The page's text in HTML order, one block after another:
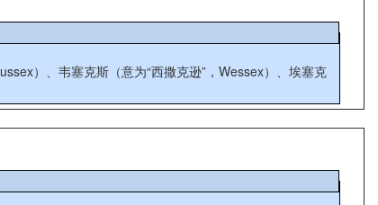
）、韦塞克斯（意为“西撒克逊”，Wessex）、埃塞克